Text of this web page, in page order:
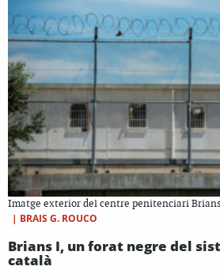
Imatge exterior del centre penitenciari
| BRAIS G. ROUCO
Brians I, un forat negre del
català